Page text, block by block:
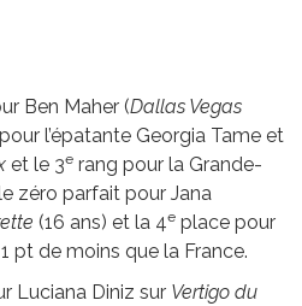
Ben Maher (Dallas Vegas
l’épatante Georgia Tame et
et le 3e rang pour la Grande-
zéro parfait pour Jana
(16 ans) et la 4e place pour
pt de moins que la France.
Luciana Diniz sur Vertigo du